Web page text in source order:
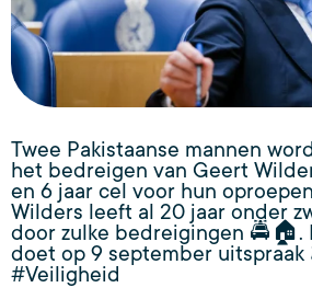
Twee Pakistaanse mannen
het bedreigen van Geert
en 6 jaar cel voor hun
Wilders leeft al 20 jaar onder
door zulke bedreigingen 🚔🏠.
doet op 9 september
#Veiligheid